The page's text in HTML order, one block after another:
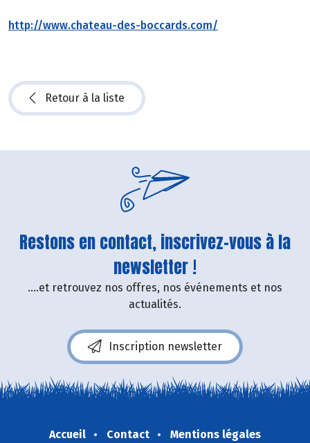
http://www.chateau-des-boccards.com/
Retour à la liste
Restons en contact, inscrivez-vous à la
newsletter !
....et retrouvez nos offres, nos événements et nos
actualités.
Inscription newsletter
Accueil Contact
Mentions légales